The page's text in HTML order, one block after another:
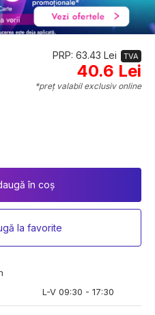
PRP: 63.43 Lei TVA
40.6 Lei
*preț valabil exclusiv online
în coș
la favorite
L-V 09:30 - 17:30